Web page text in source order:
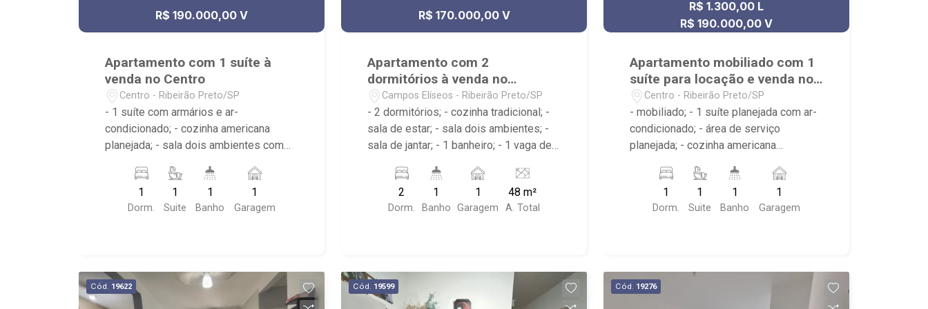
R$ 190.000,00 V
Apartamento com 1 suíte à
venda no Centro
Centro - Ribeirão Preto/SP
- 1 suíte com armários e ar-
condicionado; - cozinha americana
planejada; - sala dois ambientes com
serviço planejada; - 1 vaga de garagem
coberta; - 1 banheiro com armários, box
e espelho; - Condomínio com portaria
1
Dorm.
1
Suite
1
Banho
1
Garagem
R$ 170.000,00 V
Apartamento com 2
dormitórios à venda no
Campos Elíseos
Campos Elíseos - Ribeirão Preto/SP
- 2 dormitórios; - cozinha tradicional; -
sala de estar; - sala dois ambientes; -
sala de jantar; - 1 banheiro; - 1 vaga de
- Condomínio com portaria 24 horas,
piscina adulta e infantil, Playground,
Área de churrasco, Campo de Futebol,
2
Dorm.
1
Banho
1
Garagem
48 m²
A. Total
R$ 1.300,00 L
R$ 190.000,00 V
Apartamento mobiliado com 1
suíte para locação e venda no
Centro
Centro - Ribeirão Preto/SP
- mobiliado; - 1 suíte planejada com ar-
condicionado; - área de serviço
planejada; - cozinha americana
com ar-condicionado; - 1 banheiro
planejado com box e espelho; -
condomínio com portaria 24h, piscina,
1
Dorm.
1
Suite
1
Banho
1
Garagem
Cód. 19622 Cód. 19599 Cód. 19276